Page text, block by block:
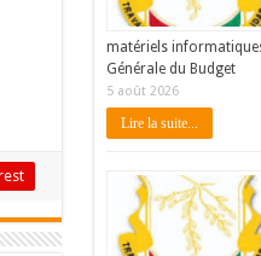
matériels
Générale du Budget
5 août 2026
Lire la suite...